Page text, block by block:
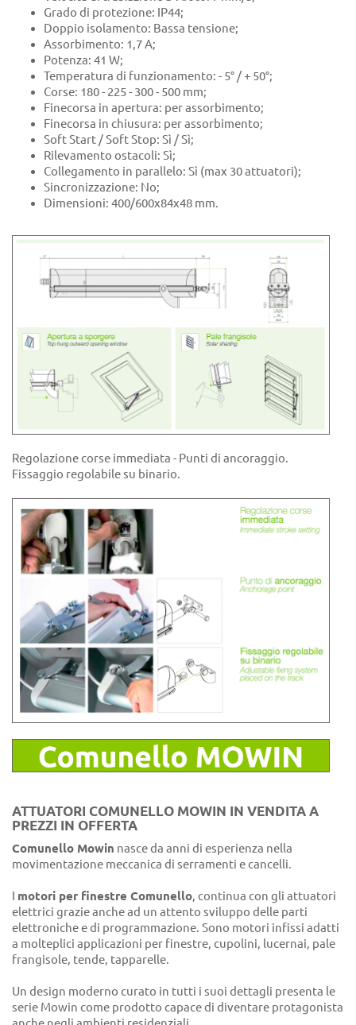
Grado di protezione: IP44;
Doppio isolamento: Bassa tensione;
Assorbimento: 1,7 A;
Potenza: 41 W;
Temperatura di funzionamento: - 5° / + 50°;
Corse: 180 - 225 - 300 - 500 mm;
Finecorsa in apertura: per assorbimento;
Finecorsa in chiusura: per assorbimento;
Soft Start / Soft Stop: Sì / Sì;
Rilevamento ostacoli: Sì;
Collegamento in parallelo: Sì (max 30 attuatori);
Sincronizzazione: No;
Dimensioni: 400/600x84x48 mm.
Regolazione corse immediata - Punti di ancoraggio.
Fissaggio regolabile su binario.
ATTUATORI COMUNELLO MOWIN IN VENDITA A
PREZZI IN OFFERTA
Comunello Mowin nasce da anni di esperienza nella
movimentazione meccanica di serramenti e cancelli.
I motori per finestre Comunello, continua con gli attuatori
elettrici grazie anche ad un attento sviluppo delle parti
elettroniche e di programmazione. Sono motori infissi adatti
a molteplici applicazioni per finestre, cupolini, lucernai, pale
frangisole, tende, tapparelle.
Un design moderno curato in tutti i suoi dettagli presenta le
serie Mowin come prodotto capace di diventare protagonista